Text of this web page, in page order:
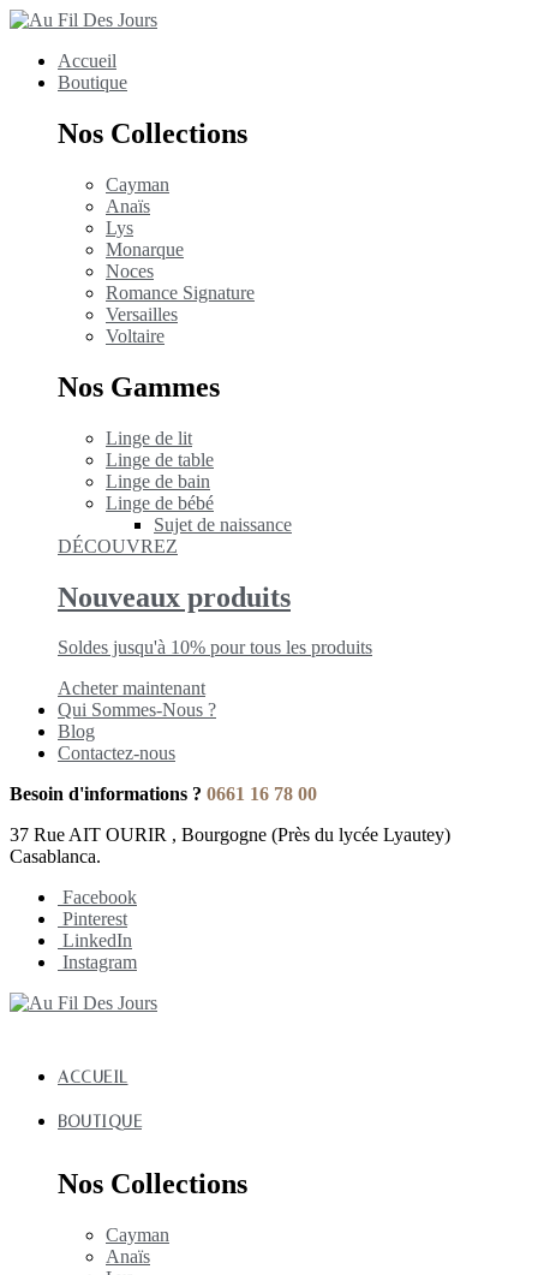
Accueil
Boutique
Nos Collections
Cayman
Anaïs
Lys
Monarque
Noces
Romance Signature
Versailles
Voltaire
Nos Gammes
Linge de lit
Linge de table
Linge de bain
Linge de bébé
Sujet de naissance
DÉCOUVREZ
Nouveaux produits
Soldes jusqu'à 10% pour tous les produits
Acheter maintenant
Qui Sommes-Nous ?
Blog
Contactez-nous
Besoin d'informations ? 0661 16 78 00
37 Rue AIT OURIR , Bourgogne (Près du lycée Lyautey)
Casablanca.
Facebook
Pinterest
LinkedIn
Instagram
ACCUEIL
BOUTIQUE
Nos Collections
Cayman
Anaïs